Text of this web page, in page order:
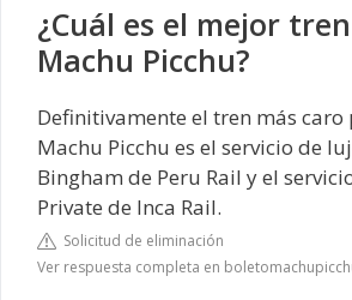
¿Cuál es el mejor
Machu Picchu?
Definitivamente el tren más caro
Machu Picchu es el servicio de
Bingham de Peru Rail y el
Private de Inca Rail.
Solicitud de eliminación
Ver respuesta completa en